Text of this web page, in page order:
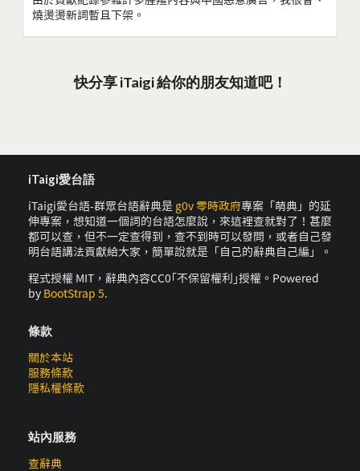
燒燙燙新詞暫且下架。
快分享 iTaigi 給你的朋友知道吧！
iTaigi愛台語
iTaigi愛台語-群眾台語辭典是 g0v 零時政府專案「萌典」的延
伸專案，想知道一個詞的台語怎麼說，來這裡查就對了！甚麼
都可以查，但不一定查得到，查不到時可以發問，或者自己發
明台語講法貢獻給大家，簡單說就是「自己的辭典自己編」。
程式授權 MIT，辭典內容CC0｢不保留權利｣授權。Powered
by BootStrap 5.
條款
關於本站
服務條款
隱私權條款
站內服務
查辭典